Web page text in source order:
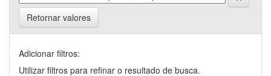
Retornar valores
Adicionar filtros:
Utilizar filtros para refinar o resultado de busca.